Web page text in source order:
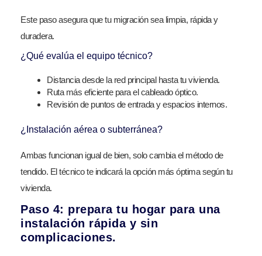
Este paso asegura que tu migración sea limpia, rápida y
duradera.
¿Qué evalúa el equipo técnico?
Distancia desde la red principal hasta tu vivienda.
Ruta más eficiente para el cableado óptico.
Revisión de puntos de entrada y espacios internos.
¿Instalación aérea o subterránea?
Ambas funcionan igual de bien, solo cambia el método de
tendido. El técnico te indicará la opción más óptima según tu
vivienda.
Paso 4: prepara tu hogar para una
instalación rápida y sin
complicaciones.